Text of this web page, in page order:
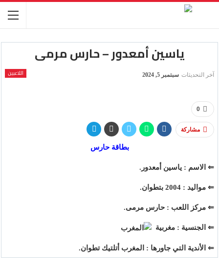
ياسين أمعدور – حارس مرمى
اللاعبين آخر التحديثات سبتمبر 5, 2024
0
مشاركة
بطاقة حارس
⇐ الاسم : ياسين أمعدور.
⇐ مواليد : 2004 بتطوان.
⇐ مركز اللعب : حارس مرمى.
⇐ الجنسية : مغربية
⇐ الأندية التي جاورها : المغرب أتلتيك تطوان.